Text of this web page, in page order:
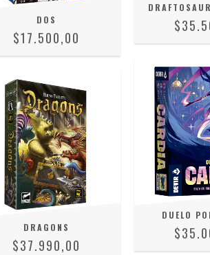
DOS
$17.500,00
DRAGONS
$37.990,00
DUELO